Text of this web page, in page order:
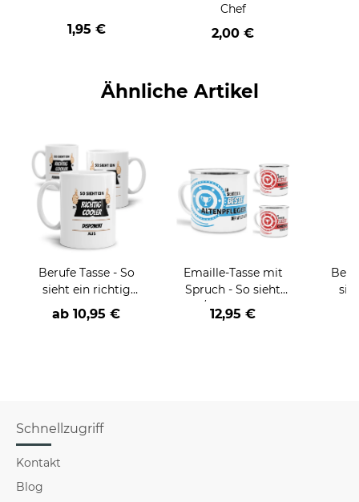
1,95 €
Chef
2,00 €
Ähnliche Artikel
Berufe Tasse - So
sieht ein richtig
cooler -BERUF- aus
ab 10,95 €
Emaille-Tasse mit
Spruch - So sieht
der/die beste - Ihr
Beruf - aus
12,95 €
Schnellzugriff
Kontakt
Blog